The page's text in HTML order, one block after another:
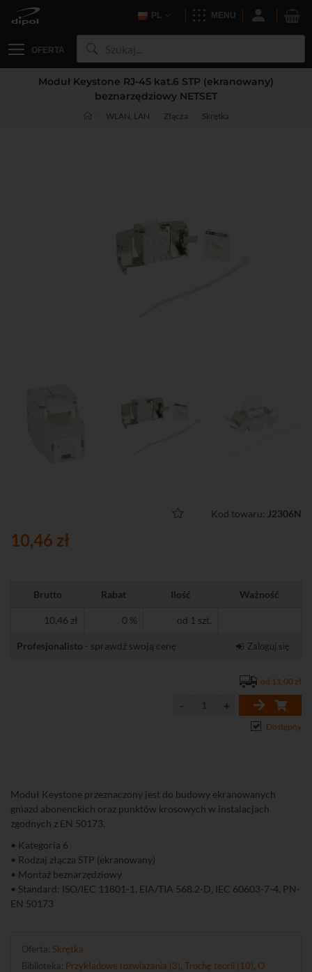
PL MENU
OFERTA
Moduł Keystone RJ-45 kat.6 STP (ekranowany)
beznarzędziowy NETSET
WLAN, LAN Złącza Skrętka
Kod towaru: J2306N
10,46 zł
Brutto Rabat Ilość Ważność
10,46 zł 0 % od 1 szt.
Profesjonalisto - sprawdź swoją cenę Zaloguj się
od 11,00 zł
Dostępny
Moduł Keystone przeznaczony jest do budowy ekranowanych
gniazd abonenckich oraz punktów krosowych w instalacjach
zgodnych z EN 50173.
• Kategoria 6
• Rodzaj złącza STP (ekranowany)
• Montaż beznarzędziowy
• Standard: ISO/IEC 11801-1, EIA/TIA 568.2-D, IEC 60603-7-4, PN-
EN 50173
Oferta: Skrętka
Biblioteka: Przykładowe rozwiązania (3) Trochę teorii (10) O